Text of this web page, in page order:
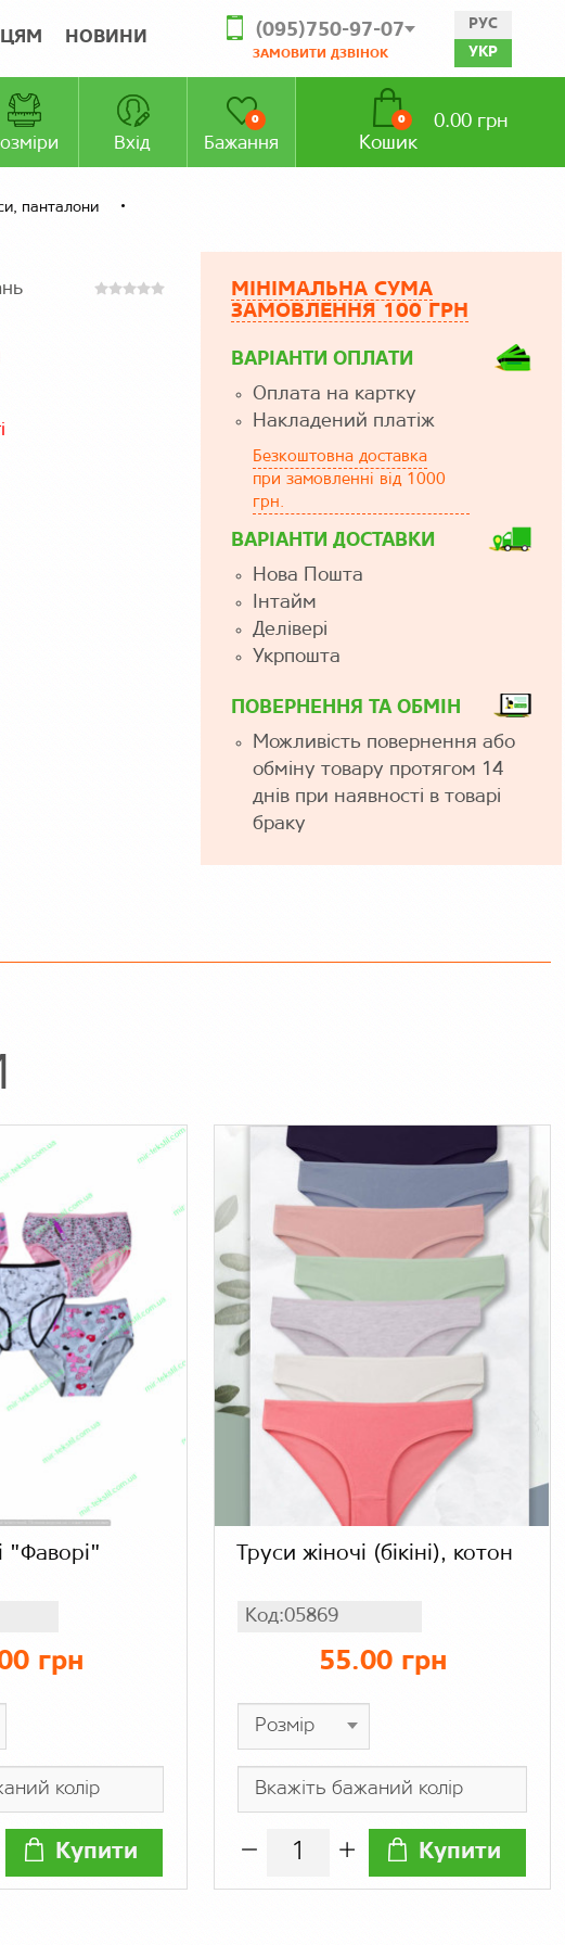
НОВИНИ (095)750-97-07
ЗАМОВИТИ ДЗВІНОК
РУС
УКР
Вхід Бажання
0
Кошик
0 0.00 грн
панталони
МІНІМАЛЬНА СУМА
ЗАМОВЛЕННЯ 100 ГРН
ВАРІАНТИ ОПЛАТИ
Оплата на картку
Накладений платіж
Безкоштовна доставка
при замовленні від 1000
грн.
ВАРІАНТИ ДОСТАВКИ
Нова Пошта
Інтайм
Делівері
Укрпошта
ПОВЕРНЕННЯ ТА ОБМІН
Можливість повернення або
обміну товару протягом 14
днів при наявності в товарі
браку
"Фаворі"
грн
Купити
Труси жіночі (бікіні), котон
Код:05869
55.00 грн
Купити